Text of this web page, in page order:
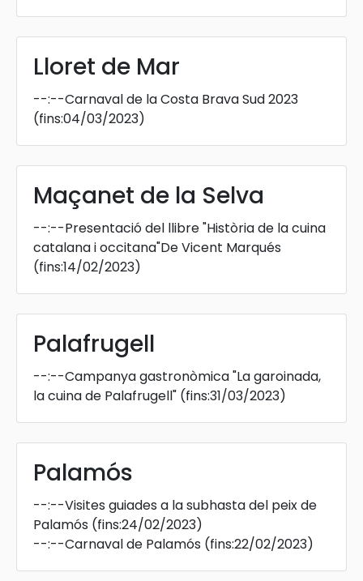
Lloret de Mar
--:--Carnaval de la Costa Brava Sud 2023
(fins:04/03/2023)
Maçanet de la Selva
--:--Presentació del llibre "Història de la cuina
catalana i occitana"De Vicent Marqués
(fins:14/02/2023)
Palafrugell
--:--Campanya gastronòmica "La garoinada,
la cuina de Palafrugell" (fins:31/03/2023)
Palamós
--:--Visites guiades a la subhasta del peix de
Palamós (fins:24/02/2023)
--:--Carnaval de Palamós (fins:22/02/2023)